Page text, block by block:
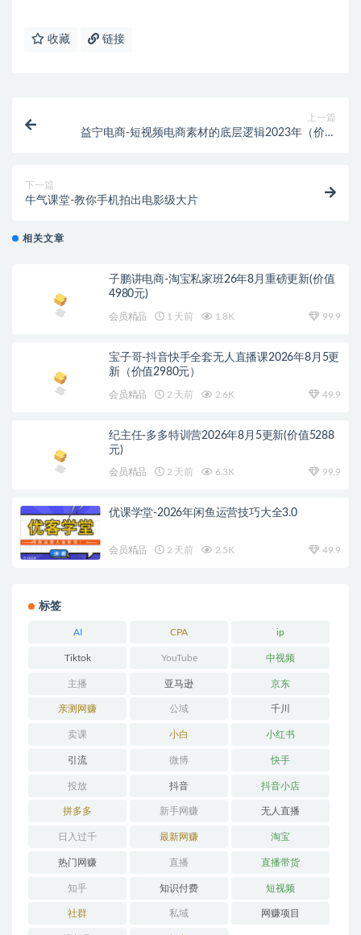
收藏 链接
上一篇
益宁电商-短视频电商素材的底层逻辑2023年（价值
下一篇
牛气课堂-教你手机拍出电影级大片
相关文章
子鹏讲电商-淘宝私家班26年8月重磅更新(价值
4980元)
会员精品 1 天前 1.8K 99.9
宝子哥-抖音快手全套无人直播课2026年8月5更
新（价值2980元）
会员精品 2 天前 2.6K 49.9
纪主任-多多特训营2026年8月5更新(价值5288
元)
会员精品 2 天前 6.3K 99.9
优课学堂-2026年闲鱼运营技巧大全3.0
会员精品 2 天前 2.5K 49.9
标签
AI CPA ip
Tiktok YouTube 中视频
主播 亚马逊 京东
亲测网赚 公域 千川
卖课 小白 小红书
引流 微博 快手
投放 抖音 抖音小店
拼多多 新手网赚 无人直播
日入过千 最新网赚 淘宝
热门网赚 直播 直播带货
知乎 知识付费 短视频
社群 私域 网赚项目